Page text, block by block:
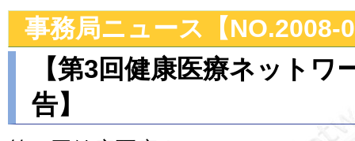
事務局ニュース【NO.2008-
【第3回健康医療ネットワ
告】